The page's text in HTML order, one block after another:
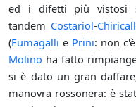
ed i difetti più vistosi
tandem Costariol-
(Fumagalli e Prini: non
Molino ha fatto
si è dato un gran
manovra rossonera: è